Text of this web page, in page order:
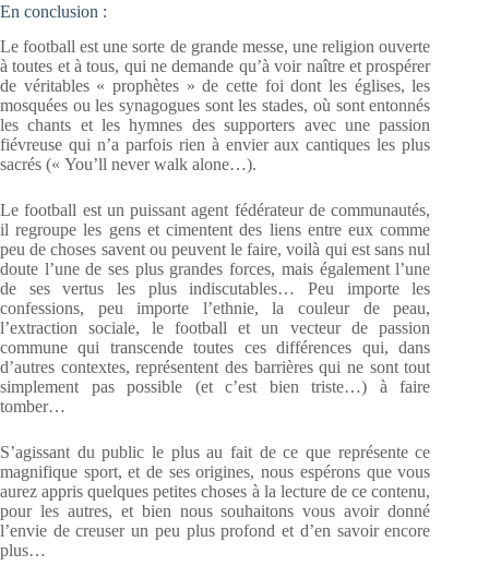
En conclusion :
Le football est une sorte de grande messe, une religion ouverte
à toutes et à tous, qui ne demande qu’à voir naître et prospérer
de véritables « prophètes » de cette foi dont les églises, les
mosquées ou les synagogues sont les stades, où sont entonnés
les chants et les hymnes des supporters avec une passion
fiévreuse qui n’a parfois rien à envier aux cantiques les plus
sacrés (« You’ll never walk alone…).
Le football est un puissant agent fédérateur de communautés,
il regroupe les gens et cimentent des liens entre eux comme
peu de choses savent ou peuvent le faire, voilà qui est sans nul
doute l’une de ses plus grandes forces, mais également l’une
de ses vertus les plus indiscutables… Peu importe les
confessions, peu importe l’ethnie, la couleur de peau,
l’extraction sociale, le football et un vecteur de passion
commune qui transcende toutes ces différences qui, dans
d’autres contextes, représentent des barrières qui ne sont tout
simplement pas possible (et c’est bien triste…) à faire
tomber…
S’agissant du public le plus au fait de ce que représente ce
magnifique sport, et de ses origines, nous espérons que vous
aurez appris quelques petites choses à la lecture de ce contenu,
pour les autres, et bien nous souhaitons vous avoir donné
l’envie de creuser un peu plus profond et d’en savoir encore
plus…